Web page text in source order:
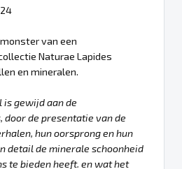
van een
Naturae Lapides
en mineralen.
is gewijd aan de
de presentatie van de
hun oorsprong en hun
detail de minerale schoonheid
te bieden heeft. en wat het